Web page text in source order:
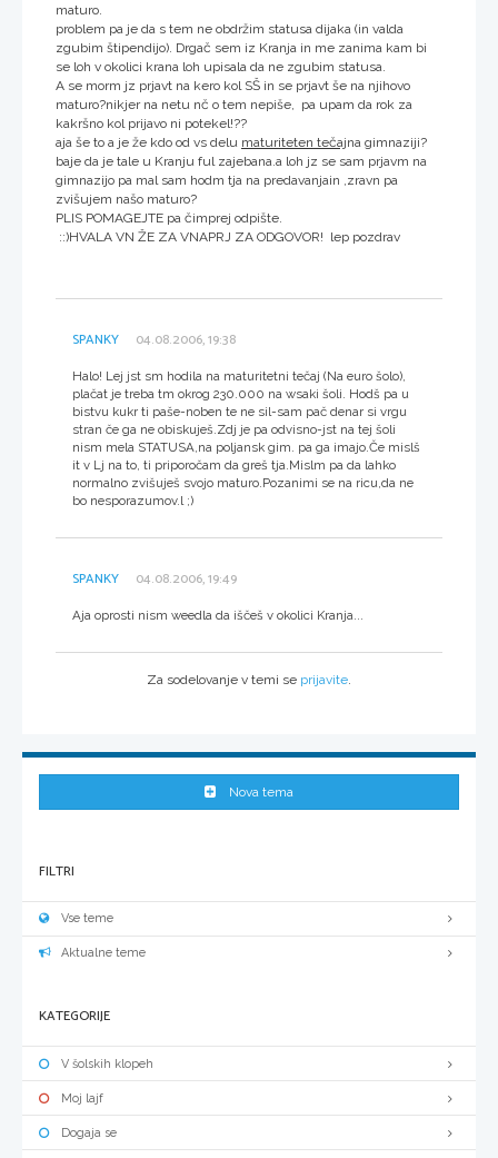
maturo.
problem pa je da s tem ne obdržim statusa dijaka (in valda
zgubim štipendijo). Drgač sem iz Kranja in me zanima kam bi
se loh v okolici krana loh upisala da ne zgubim statusa.
A se morm jz prjavt na kero kol SŠ in se prjavt še na njihovo
maturo?nikjer na netu nč o tem nepiše, pa upam da rok za
kakršno kol prijavo ni potekel!??
aja še to a je že kdo od vs delu maturiteten tečajna gimnaziji?
baje da je tale u Kranju ful zajebana.a loh jz se sam prjavm na
gimnazijo pa mal sam hodm tja na predavanjain ,zravn pa
zvišujem našo maturo?
PLIS POMAGEJTE pa čimprej odpište.
::)HVALA VN ŽE ZA VNAPRJ ZA ODGOVOR! lep pozdrav
SPANKY 04.08.2006, 19:38
Halo! Lej jst sm hodila na maturitetni tečaj (Na euro šolo),
plačat je treba tm okrog 230.000 na wsaki šoli. Hodš pa u
bistvu kukr ti paše-noben te ne sil-sam pač denar si vrgu
stran če ga ne obiskuješ.Zdj je pa odvisno-jst na tej šoli
nism mela STATUSA,na poljansk gim. pa ga imajo.Če mislš
it v Lj na to, ti priporočam da greš tja.Mislm pa da lahko
normalno zvišuješ svojo maturo.Pozanimi se na ricu,da ne
bo nesporazumov.l ;)
SPANKY 04.08.2006, 19:49
Aja oprosti nism weedla da iščeš v okolici Kranja...
Za sodelovanje v temi se prijavite
Nova tema
FILTRI
Vse teme
Aktualne teme
KATEGORIJE
V šolskih klopeh
Moj lajf
Dogaja se